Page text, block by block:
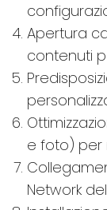
Apertura
contenuti
e foto) per
Network